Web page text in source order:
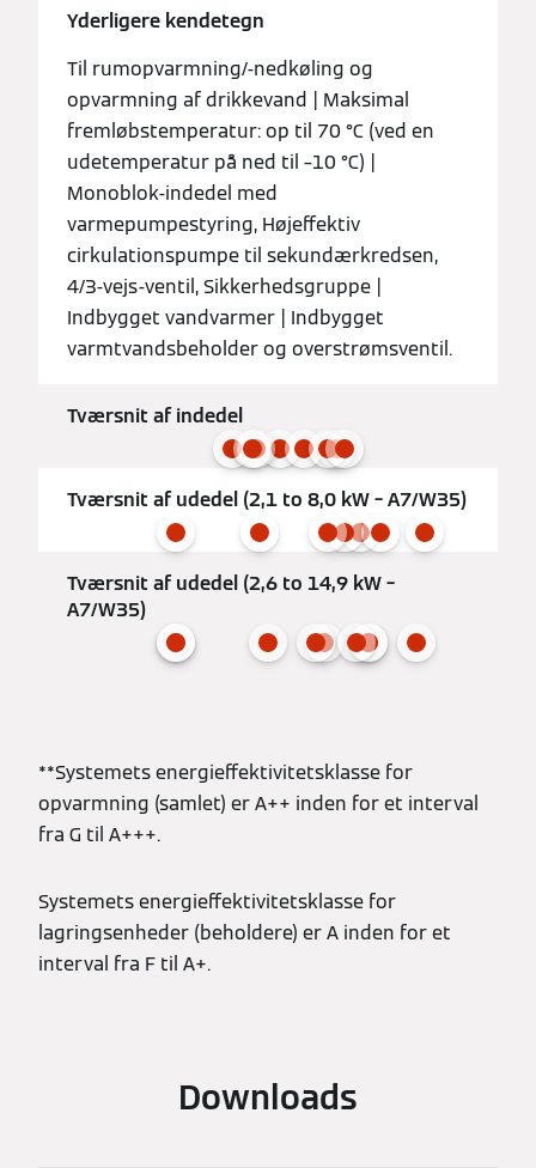
Yderligere kendetegn
Til rumopvarmning/-nedkøling og
opvarmning af drikkevand | Maksimal
fremløbstemperatur: op til 70 °C (ved en
udetemperatur på ned til –10 °C) |
Monoblok-indedel med
varmepumpestyring, Højeffektiv
cirkulationspumpe til sekundærkredsen,
4/3-vejs-ventil, Sikkerhedsgruppe |
Indbygget vandvarmer | Indbygget
varmtvandsbeholder og overstrømsventil.
Tværsnit af indedel
Tværsnit af udedel (2,1 to 8,0 kW – A7/W35)
Tværsnit af udedel (2,6 to 14,9 kW –
A7/W35)
**Systemets energieffektivitetsklasse for
opvarmning (samlet) er A++ inden for et interval
fra G til A+++.
Systemets energieffektivitetsklasse for
lagringsenheder (beholdere) er A inden for et
interval fra F til A+.
Downloads